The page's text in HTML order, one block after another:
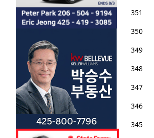
351
350
349
348
347
346
345